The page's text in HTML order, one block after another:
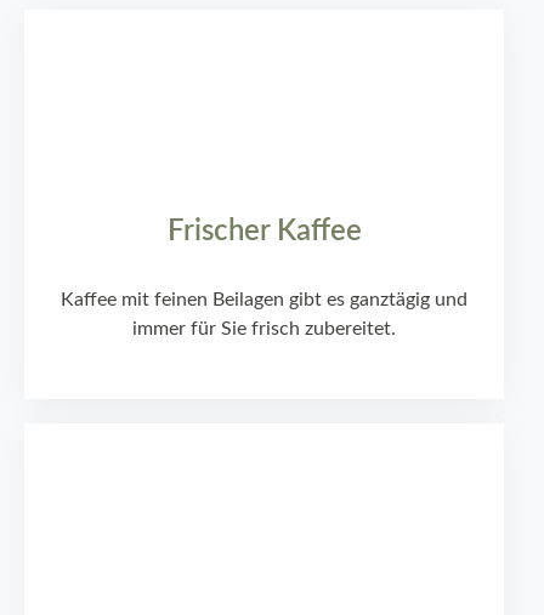
Frischer Kaffee
Kaffee mit feinen Beilagen gibt es ganztägig und
immer für Sie frisch zubereitet.